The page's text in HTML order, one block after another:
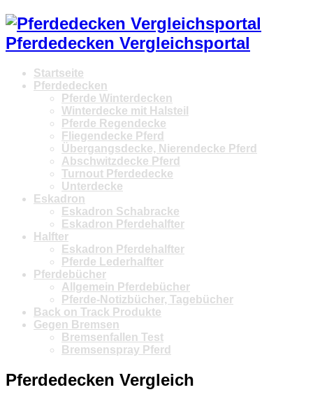
Pferdedecken Vergleichsportal
Startseite
Pferdedecken
Pferde Winterdecken
Winterdecke mit Halsteil
Pferde Regendecke
Fliegendecke Pferd
Übergangsdecke, Nierendecke Pferd
Abschwitzdecke Pferd
Turnout Pferdedecke
Unterdecke
Eskadron
Eskadron Schabracke
Eskadron Pferdehalfter
Halfter
Eskadron Pferdehalfter
Pferde Lederhalfter
Pferdebücher
Allgemein Pferdebücher
Pferde-Notizbücher, Tagebücher
Back on Track Produkte
Gegen Bremsen
Bremsenfallen Test
Bremsenspray Pferd
Pferdedecken Vergleich